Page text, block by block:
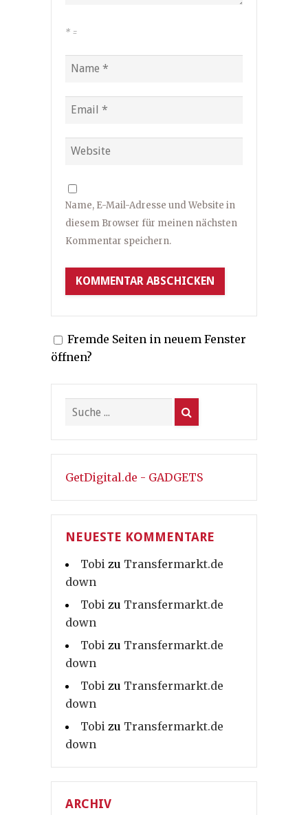
* =
Name, E-Mail-Adresse und Website in
diesem Browser für meinen nächsten
Kommentar speichern.
Fremde Seiten in neuem Fenster
öffnen?
GetDigital.de - GADGETS
NEUESTE KOMMENTARE
Tobi zu Transfermarkt.de
down
Tobi zu Transfermarkt.de
down
Tobi zu Transfermarkt.de
down
Tobi zu Transfermarkt.de
down
Tobi zu Transfermarkt.de
down
ARCHIV